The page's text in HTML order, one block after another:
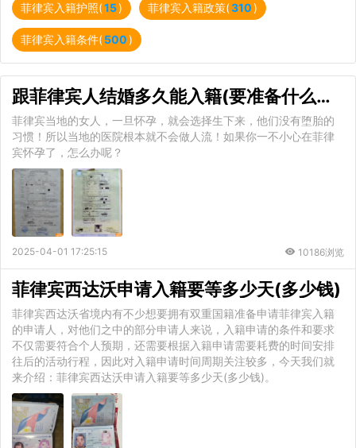
菲律宾入籍护照(15) 菲律宾入籍政策(310)
菲律宾入籍条件(500)
跟菲律宾人结婚多久能入籍(要准备什么材料)
菲律宾当地的女人，一旦怀孕，就会选择生下来，他们没有堕胎的
习惯！所以当地的医院根本就不会做人流！如果你一不小心在菲律
宾怀孕了，怎么办呢？
2025-04-01 17:25:15 10186浏览
菲律宾西达沃申请入籍要等多少天(多少钱)
菲律宾西达沃省境内有不少想要拥有双重国籍准备申请菲律宾入籍
的申请人，对他们之中的部分申请人来说，入籍申请的条件和要求
不仅需要符合个人预期，还需要根据入籍申请需要耗费的时间安排
往后的活动行程，因此对入籍申请时间周期关注较多，今天我们就
来介绍：菲律宾西达沃申请入籍要等多少天(多少钱)。